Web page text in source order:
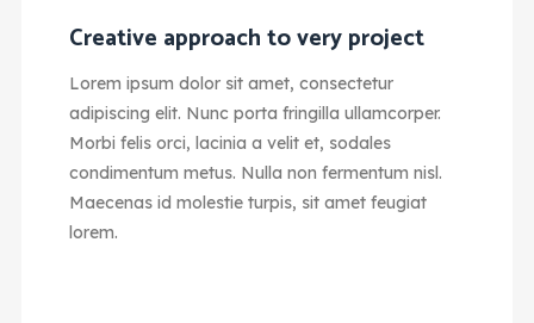
Creative approach to very project
Lorem ipsum dolor sit amet, consectetur
adipiscing elit. Nunc porta fringilla ullamcorper.
Morbi felis orci, lacinia a velit et, sodales
condimentum metus. Nulla non fermentum nisl.
Maecenas id molestie turpis, sit amet feugiat
lorem.